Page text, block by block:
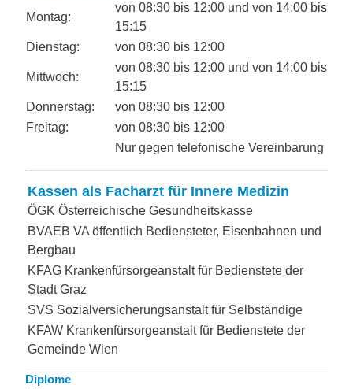
Montag:
von 08:30 bis 12:00 und von 14:00 bis
15:15
Dienstag:
von 08:30 bis 12:00
Mittwoch:
von 08:30 bis 12:00 und von 14:00 bis
15:15
Donnerstag:
von 08:30 bis 12:00
Freitag:
von 08:30 bis 12:00
Nur gegen telefonische Vereinbarung
Kassen als Facharzt für Innere Medizin
ÖGK Österreichische Gesundheitskasse
BVAEB VA öffentlich Bediensteter, Eisenbahnen und
Bergbau
KFAG Krankenfürsorgeanstalt für Bedienstete der
Stadt Graz
SVS Sozialversicherungsanstalt für Selbständige
KFAW Krankenfürsorgeanstalt für Bedienstete der
Gemeinde Wien
Diplome